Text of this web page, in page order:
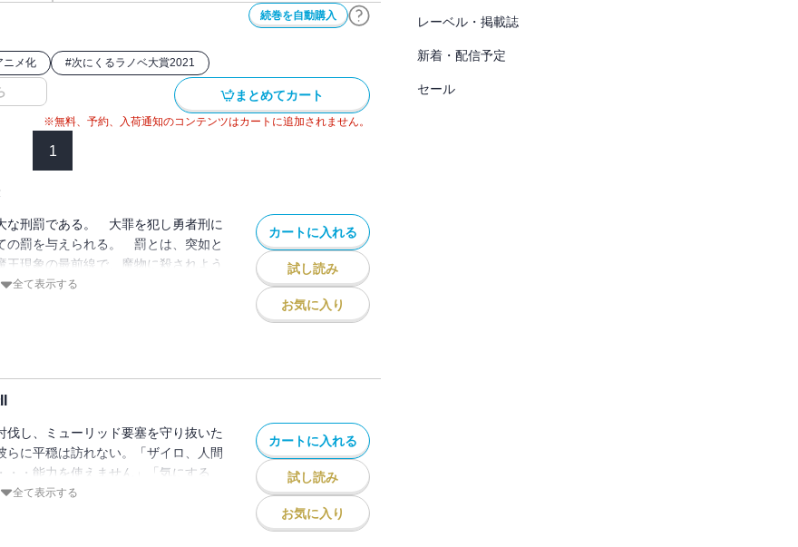
続巻を自動購入
ニメ化 #次にくるラノベ大賞2021
まとめてカート
※無料、予約、入荷通知のコンテンツはカートに追加されません。
1
な刑罰である。 大罪を犯し勇者刑に
の罰を与えられる。 罰とは、突如と
王現象の最前線で、魔物に殺されよう
ればならないというもの。 数百年戦
まで存在を隠されていた《剣の女神》
力を貸してくれ、これから俺たちは
。勝利の暁には頭をなでてください
き、絶望に覆われた世界を変える儚
を開ける。
全て表示する
カートに入れる
試し読み
お気に入り
伐し、ミューリッド要塞を守り抜いた
らに平穏は訪れない。「ザイロ、人間
・・能力を使えません」「気にする
大したことねぇ」 なぜか《剣の女
全て表示する
カートに入れる
試し読み
お気に入り
レーベル・掲載誌
新着・配信予定
セール